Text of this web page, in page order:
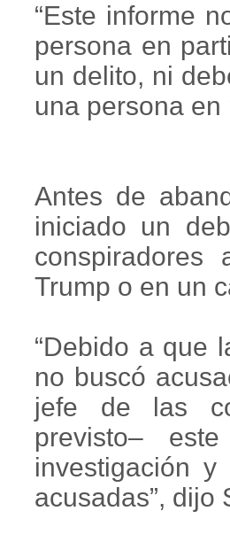
“Este informe
persona en
un delito, ni
una persona en
Antes de
iniciado un
Trump o en un
“Debido a que
no buscó
jefe de las
previsto–
investigación
acusadas”, dijo